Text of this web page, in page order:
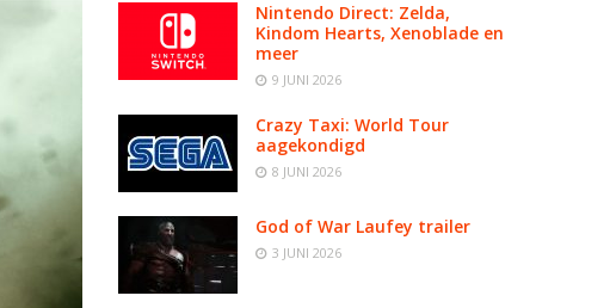
Nintendo Direct: Zelda,
Kindom Hearts, Xenoblade en
meer
9 JUNI 2026
Crazy Taxi: World Tour
aagekondigd
8 JUNI 2026
God of War Laufey trailer
3 JUNI 2026